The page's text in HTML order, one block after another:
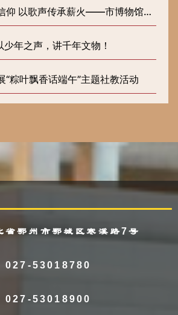
传承薪火——市博物馆开展《歌声里的长征路》 微宣讲活动
年之声，讲千年文物！
“粽叶飘香话端午”主题社教活动
省鄂州市鄂城区寒溪路7号
027-53018780
027-53018900